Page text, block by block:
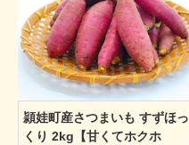
頴娃町産さつまいも すずほっ
くり 2kg【甘くてホクホ